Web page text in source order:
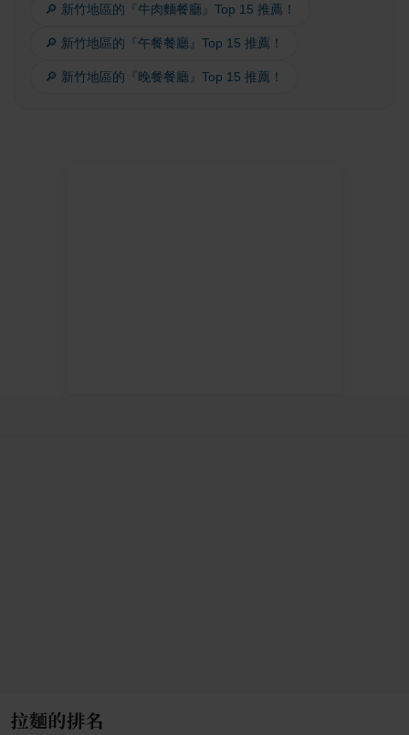
🔎 新竹地區的『牛肉麵餐廳』Top 15 推薦！
🔎 新竹地區的『午餐餐廳』Top 15 推薦！
🔎 新竹地區的『晚餐餐廳』Top 15 推薦！
拉麵的排名